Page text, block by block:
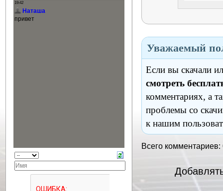
Уважаемый
Если вы скачали
смотреть
комментариях, а
проблемы со
к нашим
Всего комментариев: